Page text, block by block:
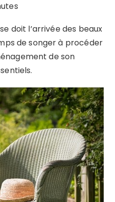
doit l’arrivée des beaux
de songer à procéder
de son